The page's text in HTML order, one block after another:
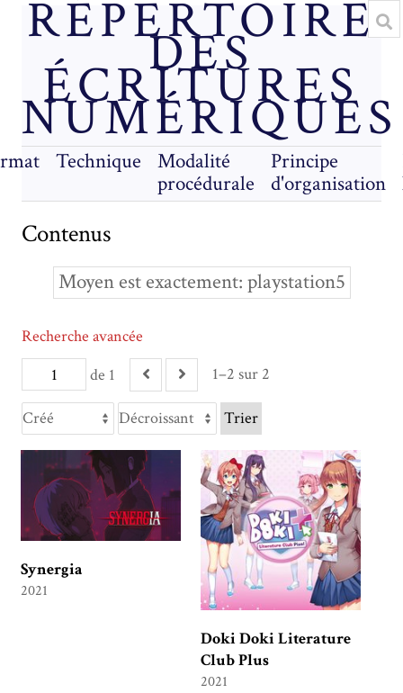
RÉPERTOIRE
DES
ÉCRITURES
NUMÉRIQUES
Technique
Modalité
procédurale
Principe
d'organisation
Contenus
Moyen est exactement playstation5
de 1 1–2 sur 2
Recherche avancée
Trier
Synergia
2021
Doki Doki Literature
Club Plus
2021